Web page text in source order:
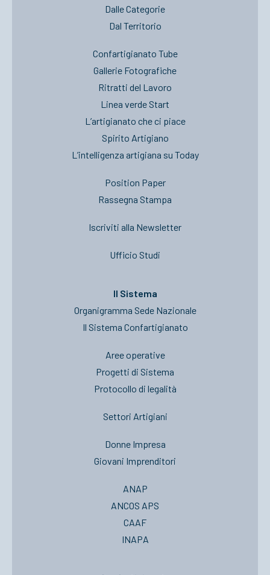
Dalle Categorie
Dal Territorio
Confartigianato Tube
Gallerie Fotografiche
Ritratti del Lavoro
Linea verde Start
L’artigianato che ci piace
Spirito Artigiano
L’intelligenza artigiana su Today
Position Paper
Rassegna Stampa
Iscriviti alla Newsletter
Ufficio Studi
Il Sistema
Organigramma Sede Nazionale
Il Sistema Confartigianato
Aree operative
Progetti di Sistema
Protocollo di legalità
Settori Artigiani
Donne Impresa
Giovani Imprenditori
ANAP
ANCOS APS
CAAF
INAPA